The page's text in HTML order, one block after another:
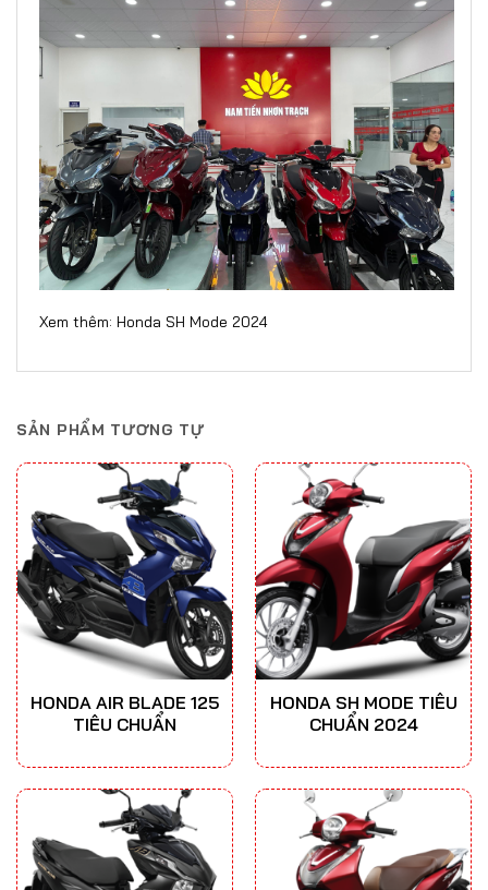
Xem thêm: Honda SH Mode 2024
SẢN PHẨM TƯƠNG TỰ
HONDA AIR BLADE 125
TIÊU CHUẨN
HONDA SH MODE TIÊU
CHUẨN 2024